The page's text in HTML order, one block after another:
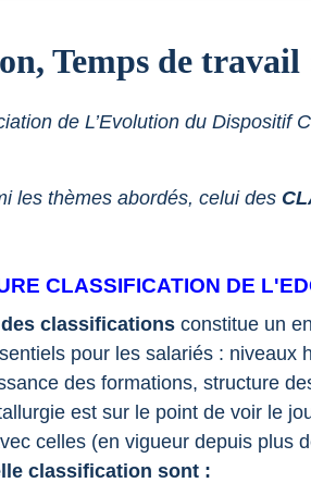
Temps de travail
de L’Evolution du Dispositif
les thèmes abordés, celui des
CLASSIFICATION DE
classifications constitue un
pour les salariés : niveaux
des formations, structure
est sur le point de voir le
celles (en vigueur depuis plus
classification sont :